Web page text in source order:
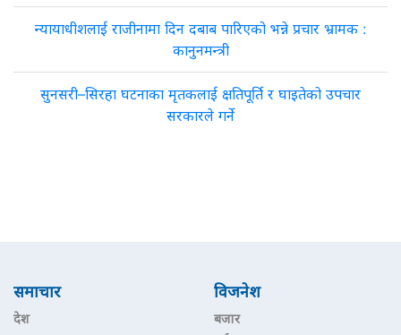
न्यायाधीशलाई राजीनामा दिन दबाब पारिएको भन्ने प्रचार भ्रामक :
कानुनमन्त्री
सुनसरी–सिरहा घटनाका मृतकलाई क्षतिपूर्ति र घाइतेको उपचार
सरकारले गर्ने
समाचार
देश
विजनेश
बजार